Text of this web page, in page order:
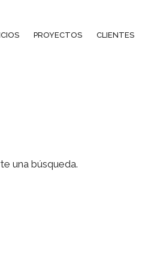
PROYECTOS CLIENTES
una búsqueda.